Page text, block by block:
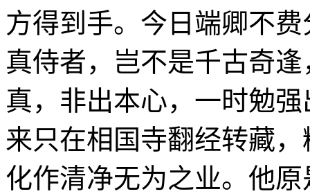
方得到手。今日端卿不
真侍者，岂不是千古奇
真，非出本心，一时勉
来只在相国寺翻经转藏
化作清净无为之业。他